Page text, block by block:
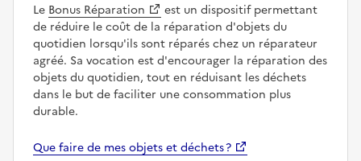
Le Bonus Réparation
est un dispositif permettant
de réduire le coût de la réparation d'objets du
quotidien lorsqu'ils sont réparés chez un réparateur
agréé. Sa vocation est d'encourager la réparation des
objets du quotidien, tout en réduisant les déchets
dans le but de faciliter une consommation plus
durable.
Que faire de mes objets et déchets ?